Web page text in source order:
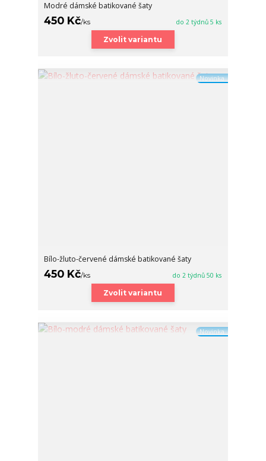
Modré dámské batikované šaty
450 Kč/ks do 2 týdnů 5 ks
Zvolit variantu
Novinka
Bílo-žluto-červené dámské batikované šaty
450 Kč/ks do 2 týdnů 50 ks
Zvolit variantu
Novinka